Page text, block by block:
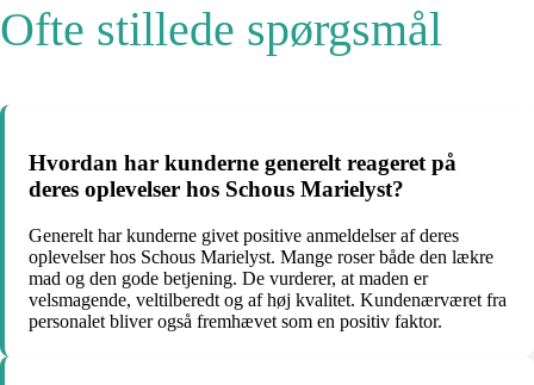
Ofte stillede spørgsmål
Hvordan har kunderne generelt reageret på
deres oplevelser hos Schous Marielyst?
Generelt har kunderne givet positive anmeldelser af deres
oplevelser hos Schous Marielyst. Mange roser både den lækre
mad og den gode betjening. De vurderer, at maden er
velsmagende, veltilberedt og af høj kvalitet. Kundenærværet fra
personalet bliver også fremhævet som en positiv faktor.